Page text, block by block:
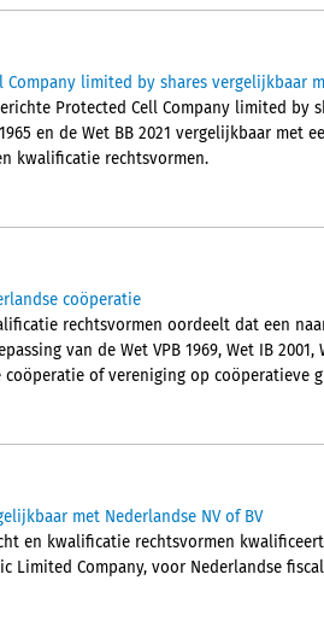
Company limited by shares vergelijkbaar
Protected Cell Company limited by
en de Wet BB 2021 vergelijkbaar
kwalificatie rechtsvormen.
coöperatie
rechtsvormen oordeelt dat een
van de Wet VPB 1969, Wet IB 2001,
of vereniging op coöperatieve
met Nederlandse NV of BV
en kwalificatie rechtsvormen
Limited Company, voor Nederlandse